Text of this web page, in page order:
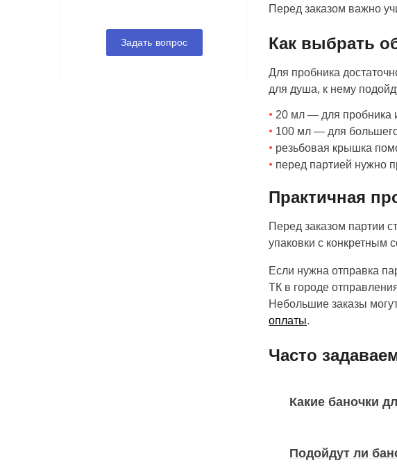
Задать вопрос
Перед заказом важно
Как выбрать
Для пробника
для душа, к нему
20 мл — для пробника
100 мл — для
резьбовая крышка
перед партией нужно
Практичная
Перед заказом партии
упаковки с конкретным
Если нужна отправка
ТК в городе
Небольшие заказы
оплаты.
Часто
Какие баночки
Подойдут ли